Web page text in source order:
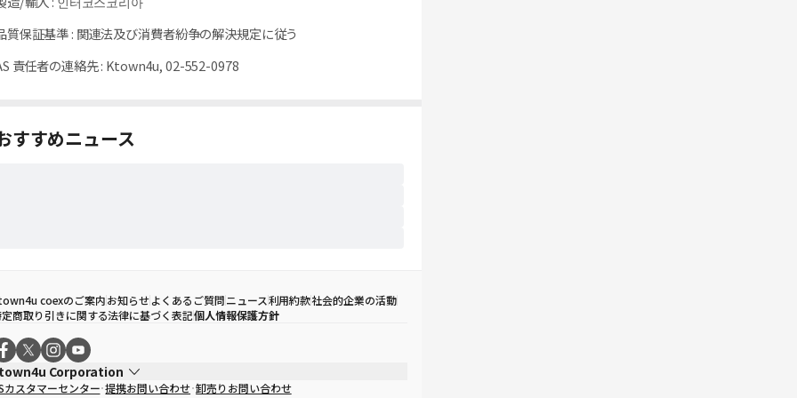
質保証基準: 関連法及び消費者紛争の解決規定に従う
責任者の連絡先: Ktown4u, 02-552-0978
すすめニュース
coexのご案内お知らせよくあるご質問ニュース利用約款社会的企業の活動
商取り引きに関する法律に基づく表記個人情報保護方針
Corporation
カスタマーセンター 提携お問い合わせ 卸売りお問い合わせ